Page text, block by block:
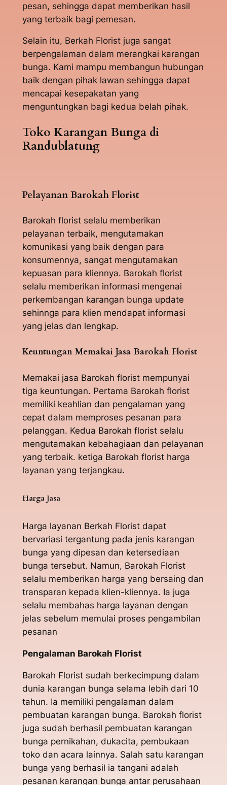
pesan, sehingga dapat memberikan hasil
yang terbaik bagi pemesan.
Selain itu, Berkah Florist juga sangat
berpengalaman dalam merangkai karangan
bunga. Kami mampu membangun hubungan
baik dengan pihak lawan sehingga dapat
mencapai kesepakatan yang
menguntungkan bagi kedua belah pihak.
Toko Karangan Bunga di
Randublatung
Pelayanan Barokah Florist
Barokah florist selalu memberikan
pelayanan terbaik, mengutamakan
komunikasi yang baik dengan para
konsumennya, sangat mengutamakan
kepuasan para kliennya. Barokah florist
selalu memberikan informasi mengenai
perkembangan karangan bunga update
sehinnga para klien mendapat informasi
yang jelas dan lengkap.
Keuntungan Memakai Jasa Barokah Florist
Memakai jasa Barokah florist mempunyai
tiga keuntungan. Pertama Barokah florist
memiliki keahlian dan pengalaman yang
cepat dalam memproses pesanan para
pelanggan. Kedua Barokah florist selalu
mengutamakan kebahagiaan dan pelayanan
yang terbaik. ketiga Barokah florist harga
layanan yang terjangkau.
Harga Jasa
Harga layanan Berkah Florist dapat
bervariasi tergantung pada jenis karangan
bunga yang dipesan dan ketersediaan
bunga tersebut. Namun, Barokah Florist
selalu memberikan harga yang bersaing dan
transparan kepada klien-kliennya. Ia juga
selalu membahas harga layanan dengan
jelas sebelum memulai proses pengambilan
pesanan
Pengalaman Barokah Florist
Barokah Florist sudah berkecimpung dalam
dunia karangan bunga selama lebih dari 10
tahun. Ia memiliki pengalaman dalam
pembuatan karangan bunga. Barokah florist
juga sudah berhasil pembuatan karangan
bunga pernikahan, dukacita, pembukaan
toko dan acara lainnya. Salah satu karangan
bunga yang berhasil ia tangani adalah
pesanan karangan bunga antar perusahaan